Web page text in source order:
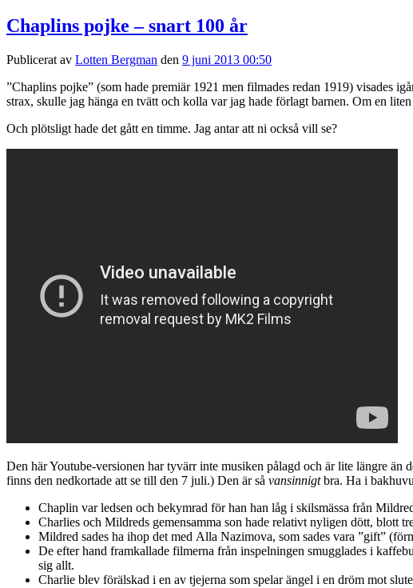
Chaplins pojke – snart 100 år
Publicerat av Lotten Bergman den 9 juni 2013 00:50
”Chaplins pojke” (som hade premiär 1921 men filmades redan 1919) visades
strax, skulle jag hänga en tvätt och kolla var jag hade förlagt barnen. Om en
Och plötsligt hade det gått en timme. Jag antar att ni också vill se?
Den här Youtube-versionen har tyvärr inte musiken pålagd och är lite längre
finns den nedkortade att se till den 7 juli.) Den är så vansinnigtbra. Ha i
Chaplin var ledsen och bekymrad för han han låg i skilsmässa från
Charlies och Mildreds gemensamma son hade relativt nyligen dött, blott
Mildred sades ha ihop det med Alla Nazimova, som sades vara ”gift”
De efter hand framkallade filmerna från inspelningen smugglades i
sig allt.
Charlie blev förälskad i en av tjejerna som spelar ängel i en dröm mot